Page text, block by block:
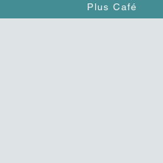
Plus Café